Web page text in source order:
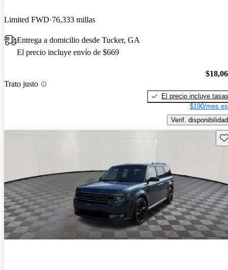
Limited FWD 76,333 millas
Entrega a domicilio desde Tucker, GA
El precio incluye envío de $669
Trato justo
El precio incluye tasas
$190/mes
Verif. disponibilidad